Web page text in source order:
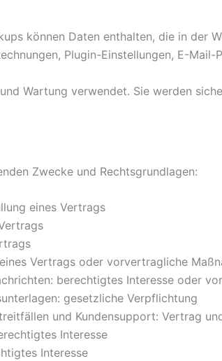
können Daten enthalten, die in der
Plugin-Einstellungen, E-
Wartung verwendet. Sie werden
Zwecke und Rechtsgrundlagen:
eines Vertrags
Vertrags oder vorvertragliche
berechtigtes Interesse oder
gesetzliche Verpflichtung
und Kundensupport: Vertrag
Interesse
Interesse